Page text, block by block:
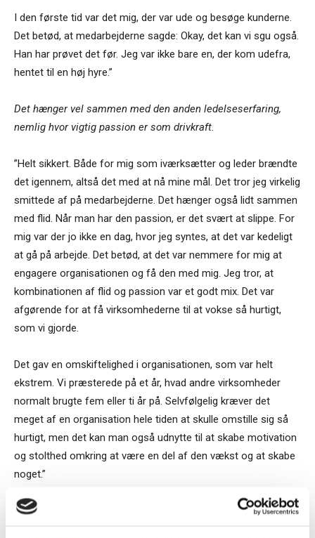
I den første tid var det mig, der var ude og besøge kunderne.
Det betød, at medarbejderne sagde: Okay, det kan vi sgu også.
Han har prøvet det før. Jeg var ikke bare en, der kom udefra,
hentet til en høj hyre.”
Det hænger vel sammen med den anden ledelseserfaring,
nemlig hvor vigtig passion er som drivkraft.
”Helt sikkert. Både for mig som iværksætter og leder brændte
det igennem, altså det med at nå mine mål. Det tror jeg virkelig
smittede af på medarbejderne. Det hænger også lidt sammen
med flid. Når man har den passion, er det svært at slippe. For
mig var der jo ikke en dag, hvor jeg syntes, at det var kedeligt
at gå på arbejde. Det betød, at det var nemmere for mig at
engagere organisationen og få den med mig. Jeg tror, at
kombinationen af flid og passion var et godt mix. Det var
afgørende for at få virksomhederne til at vokse så hurtigt,
som vi gjorde.
Det gav en omskiftelighed i organisationen, som var helt
ekstrem. Vi præsterede på et år, hvad andre virksomheder
normalt brugte fem eller ti år på. Selvfølgelig kræver det
meget af en organisation hele tiden at skulle omstille sig så
hurtigt, men det kan man også udnytte til at skabe motivation
og stolthed omkring at være en del af den vækst og at skabe
noget.”
Hvorfor mener du, at passion er så vigtig for at skabe vækst?